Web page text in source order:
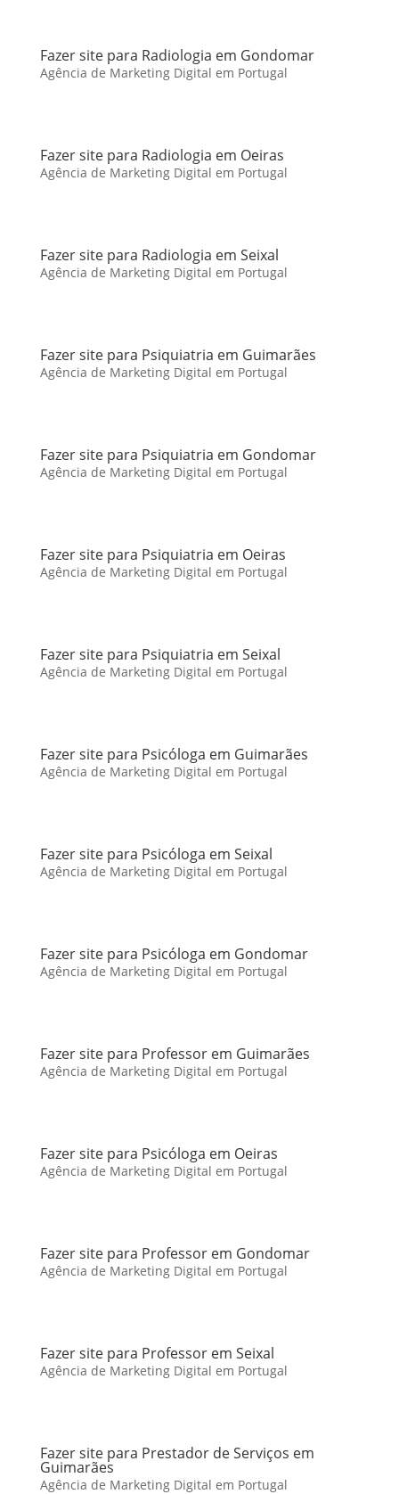
Fazer site para Radiologia em Gondomar
Agência de Marketing Digital em Portugal
Fazer site para Radiologia em Oeiras
Agência de Marketing Digital em Portugal
Fazer site para Radiologia em Seixal
Agência de Marketing Digital em Portugal
Fazer site para Psiquiatria em Guimarães
Agência de Marketing Digital em Portugal
Fazer site para Psiquiatria em Gondomar
Agência de Marketing Digital em Portugal
Fazer site para Psiquiatria em Oeiras
Agência de Marketing Digital em Portugal
Fazer site para Psiquiatria em Seixal
Agência de Marketing Digital em Portugal
Fazer site para Psicóloga em Guimarães
Agência de Marketing Digital em Portugal
Fazer site para Psicóloga em Seixal
Agência de Marketing Digital em Portugal
Fazer site para Psicóloga em Gondomar
Agência de Marketing Digital em Portugal
Fazer site para Professor em Guimarães
Agência de Marketing Digital em Portugal
Fazer site para Psicóloga em Oeiras
Agência de Marketing Digital em Portugal
Fazer site para Professor em Gondomar
Agência de Marketing Digital em Portugal
Fazer site para Professor em Seixal
Agência de Marketing Digital em Portugal
Fazer site para Prestador de Serviços em
Guimarães
Agência de Marketing Digital em Portugal